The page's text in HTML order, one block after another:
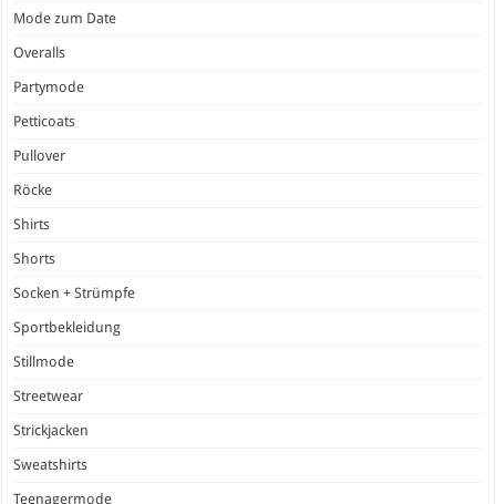
Mode zum Date
Overalls
Partymode
Petticoats
Pullover
Röcke
Shirts
Shorts
Socken + Strümpfe
Sportbekleidung
Stillmode
Streetwear
Strickjacken
Sweatshirts
Teenagermode